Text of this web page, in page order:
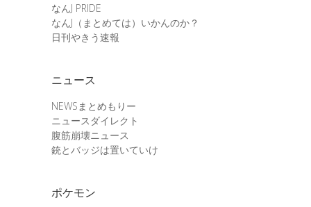
なんJ PRIDE
なんJ（まとめては）いかんのか？
日刊やきう速報
ニュース
NEWSまとめもりー
ニュースダイレクト
腹筋崩壊ニュース
銃とバッジは置いていけ
ポケモン